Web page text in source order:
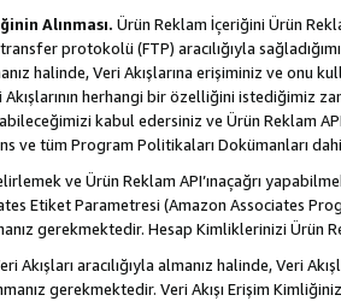
Alınması. Ürün Reklam İçeriğini Ürün
protokolü (FTP) aracılığıyla
halinde, Veri Akışlarına erişiminiz ve onu
Akışlarının herhangi bir özelliğini
kabul edersiniz ve Ürün Reklam
ve tüm Program Politikaları Dokümanları
ve Ürün Reklam API’ınaçağrı
Etiket Parametresi (Amazon Associates
gerekmektedir. Hesap Kimliklerinizi Ürün
Akışları aracılığıyla almanız halinde, Veri
gerekmektedir. Veri Akışı Erişim